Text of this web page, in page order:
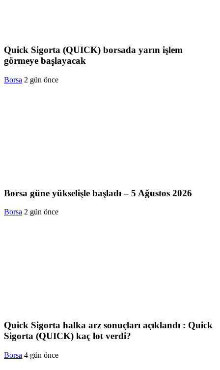
Quick Sigorta (QUICK) borsada yarın işlem
görmeye başlayacak
Borsa 2 gün önce
Borsa güne yükselişle başladı – 5 Ağustos 2026
Borsa 2 gün önce
Quick Sigorta halka arz sonuçları açıklandı : Quick
Sigorta (QUICK) kaç lot verdi?
Borsa 4 gün önce